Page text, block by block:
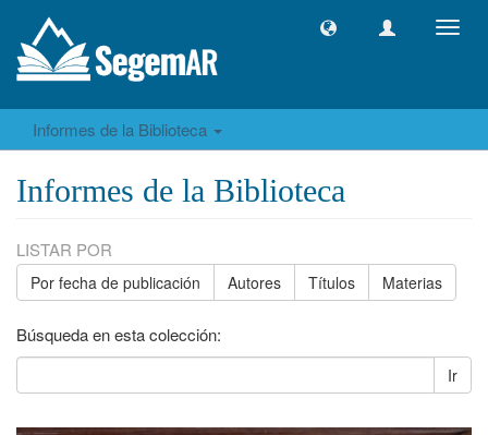
Informes de la Biblioteca
Informes de la Biblioteca
LISTAR POR
Por fecha de publicación Autores Títulos Materias
Búsqueda en esta colección:
Ir